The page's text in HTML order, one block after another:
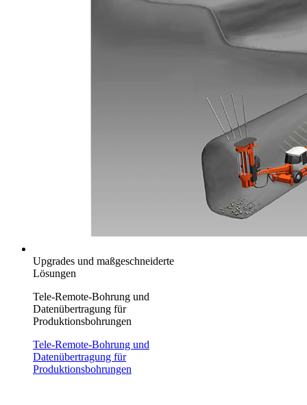
Upgrades und maßgeschneiderte
Lösungen
Tele-Remote-Bohrung und
Datenübertragung für
Produktionsbohrungen
Tele-Remote-Bohrung und
Datenübertragung für
Produktionsbohrungen